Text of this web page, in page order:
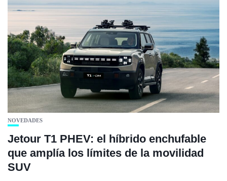
NOVEDADES
Jetour T1 PHEV: el híbrido enchufable
que amplía los límites de la movilidad
SUV